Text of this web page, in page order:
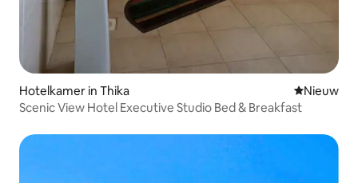
Hotelkamer in Thika Nieuwe
Nieuw
Scenic View Hotel Executive Studio Bed & Breakfast